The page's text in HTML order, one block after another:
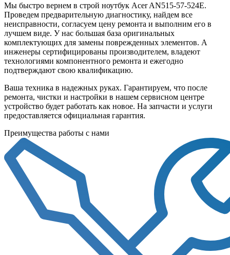
Мы быстро вернем в строй ноутбук Acer AN515-57-524E.
Проведем предварительную диагностику, найдем все
неисправности, согласуем цену ремонта и выполним его в
лучшем виде. У нас большая база оригинальных
комплектующих для замены поврежденных элементов. А
инженеры сертифицированы производителем, владеют
технологиями компонентного ремонта и ежегодно
подтверждают свою квалификацию.
Ваша техника в надежных руках. Гарантируем, что после
ремонта, чистки и настройки в нашем сервисном центре
устройство будет работать как новое. На запчасти и услуги
предоставляется официальная гарантия.
Преимущества работы с нами